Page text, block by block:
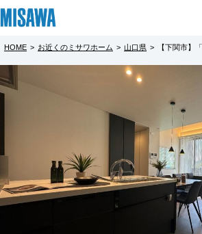
住まい
建てる
デザイン
テクノロジー（住まいの性能）
賃貸住宅
リフォーム
戸建て・マンション
まちづくり
HOME > お近くのミサワホーム > 山口県 > 【下関市】
都道府県を選択
北海道
東北
【下関不動産相談会】下関
を一緒に探してみませんか？
土地探しは、家づくりの第一歩
まずはフェアで、最新の土地情
M’s court 新下関分譲住宅17
「SMART STYLE Roomie」
南面に伸びる吹き下ろしの大屋